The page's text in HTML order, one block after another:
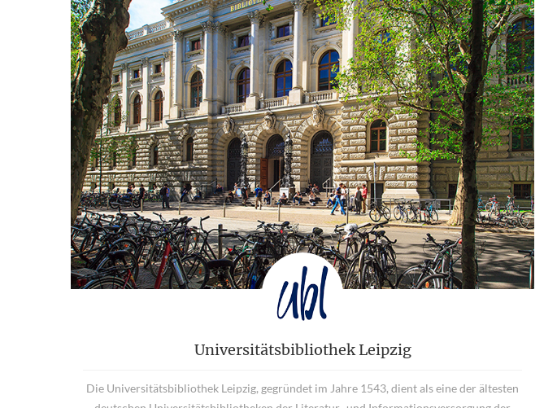
Universitätsbibliothek Leipzig
Die Universitätsbibliothek Leipzig, gegründet im Jahre 1543, dient als eine der ältesten